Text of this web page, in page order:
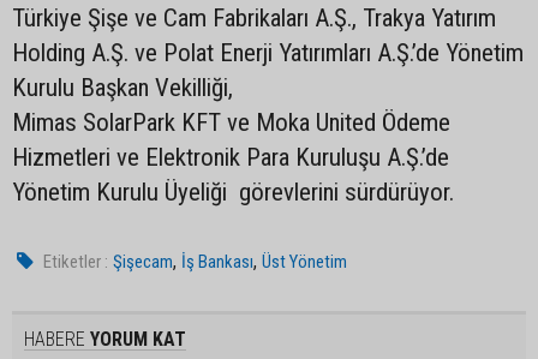
Türkiye Şişe ve Cam Fabrikaları A.Ş., Trakya Yatırım
Holding A.Ş. ve Polat Enerji Yatırımları A.Ş.’de Yönetim
Kurulu Başkan Vekilliği,
Mimas SolarPark KFT ve Moka United Ödeme
Hizmetleri ve Elektronik Para Kuruluşu A.Ş.’de
Yönetim Kurulu Üyeliği görevlerini sürdürüyor.
Etiketler : Şişecam, İş Bankası,Üst Yönetim
HABERE YORUM KAT